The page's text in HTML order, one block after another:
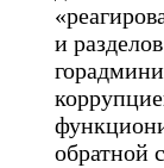
и
обратной